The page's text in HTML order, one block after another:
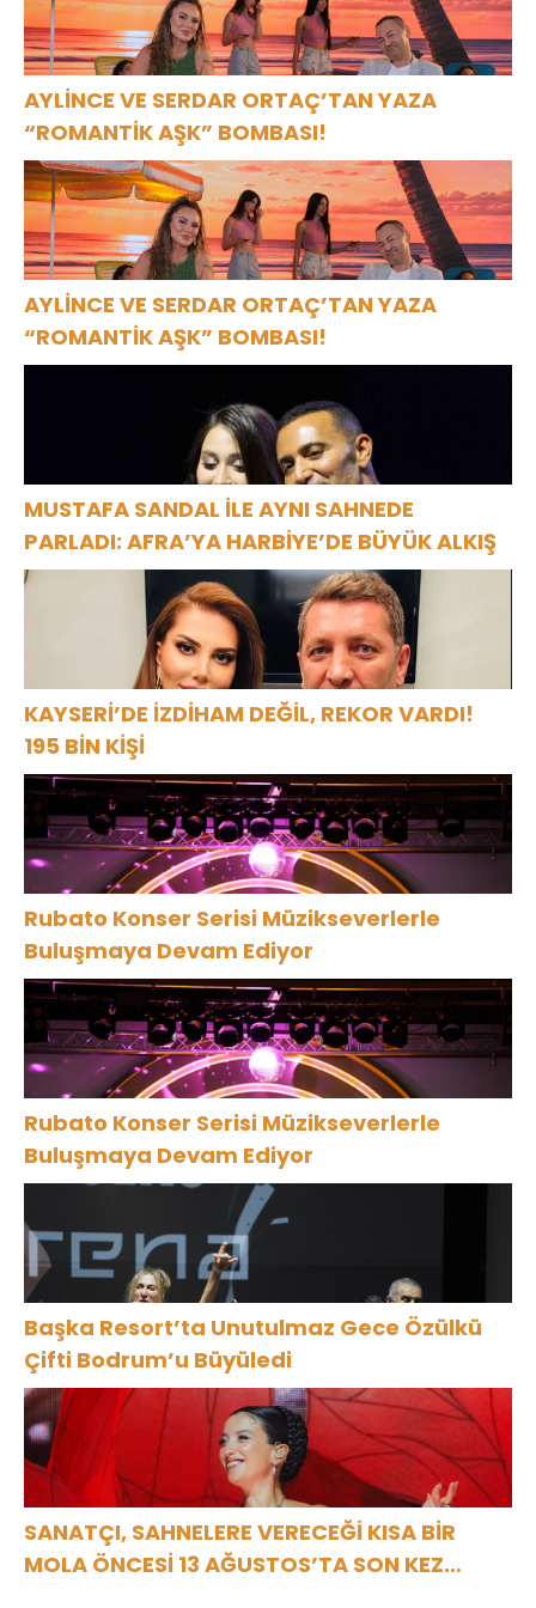
AYLİNCE VE SERDAR ORTAÇ’TAN YAZA
“ROMANTİK AŞK” BOMBASI!
AYLİNCE VE SERDAR ORTAÇ’TAN YAZA
“ROMANTİK AŞK” BOMBASI!
MUSTAFA SANDAL İLE AYNI SAHNEDE
PARLADI: AFRA’YA HARBİYE’DE BÜYÜK ALKIŞ
KAYSERİ’DE İZDİHAM DEĞİL, REKOR VARDI!
195 BİN KİŞİ
Rubato Konser Serisi Müzikseverlerle
Buluşmaya Devam Ediyor
Rubato Konser Serisi Müzikseverlerle
Buluşmaya Devam Ediyor
Başka Resort’ta Unutulmaz Gece Özülkü
Çifti Bodrum’u Büyüledi
SANATÇI, SAHNELERE VERECEĞİ KISA BİR
MOLA ÖNCESİ 13 AĞUSTOS’TA SON KEZ